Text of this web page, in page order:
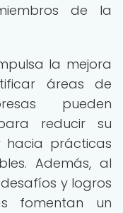
de la
la mejora
áreas de
pueden
reducir su
hacia prácticas
Además, al
y logros
fomentan un